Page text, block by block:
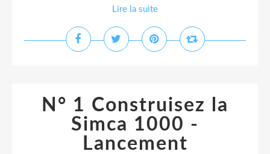
Lire la suite
N° 1 Construisez la
Simca 1000 -
Lancement